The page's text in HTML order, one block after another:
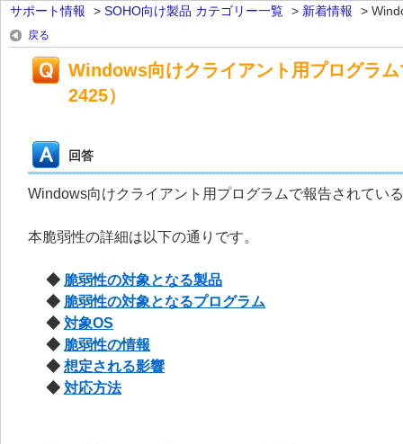
サポート情報 > SOHO向け製品 カテゴリー一覧 > 新着情報 >
戻る
Windows向けクライアント用プログラ
2425）
回答
Windows向けクライアント用プログラムで報告されてい
本脆弱性の詳細は以下の通りです。
◆ 脆弱性の対象となる製品
◆ 脆弱性の対象となるプログラム
◆ 対象OS
◆ 脆弱性の情報
◆ 想定される影響
◆ 対応方法